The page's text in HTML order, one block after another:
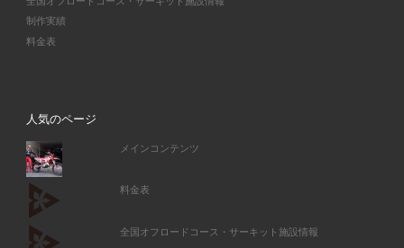
制作実績
料金表
人気のページ
メインコンテンツ
料金表
全国オフロードコース・サーキット施設情報